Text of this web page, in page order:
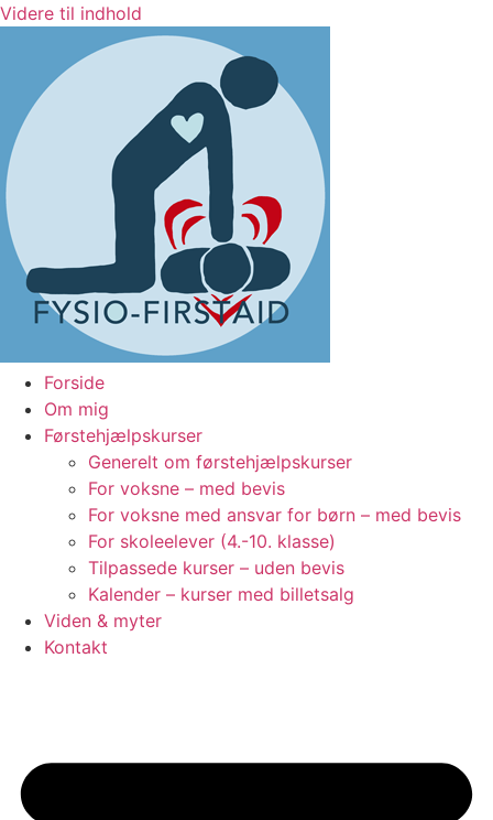
Videre til indhold
Forside
Om mig
Førstehjælpskurser
Generelt om førstehjælpskurser
For voksne – med bevis
For voksne med ansvar for børn – med bevis
For skoleelever (4.-10. klasse)
Tilpassede kurser – uden bevis
Kalender – kurser med billetsalg
Viden & myter
Kontakt